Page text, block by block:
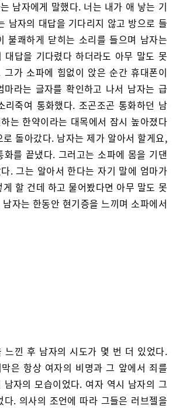
남자에게 말했다. 너는 내가 애 낳는 기
남자의 대답을 기다리지 않고 방으로 들
불쾌하게 닫히는 소리를 들으며 남자는
대답을 기다렸다 하더라도 아무 말도 못
그가 소파에 힘없이 앉은 순간 휴대폰이
마라는 글자를 확인하고 나서 남자는 급
리죽여 통화했다. 조곤조곤 통화하던 남
는 한약이라는 대목에서 잠시 높아졌다
돌아갔다. 남자는 제가 알아서 할게요,
화를 끝냈다. 그러고는 소파에 몸을 기댄
. 그는 알아서 한다는 자기 말에 엄마가
할 건데 하고 물어봤다면 아무 말도 못
자는 한동안 현기증을 느끼며 소파에서
느낀 후 남자의 시도가 몇 번 더 있었다.
은 항상 여자의 비명과 그 앞에서 죄를
남자의 모습이었다. 여자 역시 남자의 그
다. 의사의 조언에 따라 그들은 러브젤을